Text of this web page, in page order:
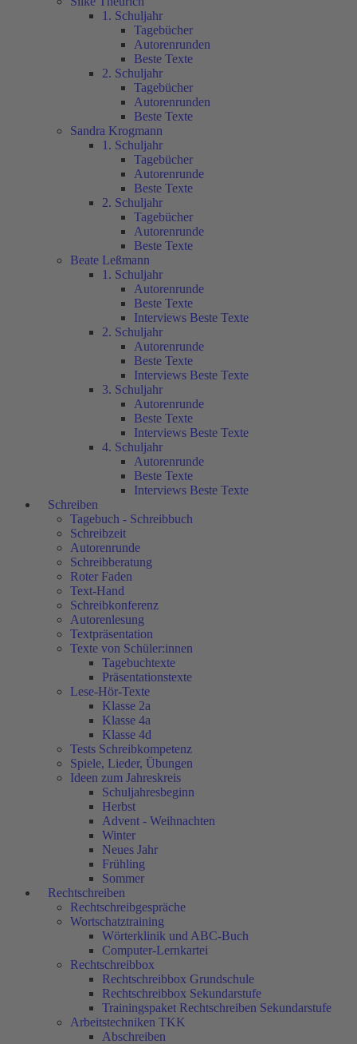
1. Schuljahr
Tagebücher
Autorenrunden
Beste Texte
2. Schuljahr
Tagebücher
Autorenrunden
Beste Texte
Sandra Krogmann
1. Schuljahr
Tagebücher
Autorenrunde
Beste Texte
2. Schuljahr
Tagebücher
Autorenrunde
Beste Texte
Beate Leßmann
1. Schuljahr
Autorenrunde
Beste Texte
Interviews Beste Texte
2. Schuljahr
Autorenrunde
Beste Texte
Interviews Beste Texte
3. Schuljahr
Autorenrunde
Beste Texte
Interviews Beste Texte
4. Schuljahr
Autorenrunde
Beste Texte
Interviews Beste Texte
Schreiben
Tagebuch - Schreibbuch
Schreibzeit
Autorenrunde
Schreibberatung
Roter Faden
Text-Hand
Schreibkonferenz
Autorenlesung
Textpräsentation
Texte von Schüler:innen
Tagebuchtexte
Präsentationstexte
Lese-Hör-Texte
Klasse 2a
Klasse 4a
Klasse 4d
Tests Schreibkompetenz
Spiele, Lieder, Übungen
Ideen zum Jahreskreis
Schuljahresbeginn
Herbst
Advent - Weihnachten
Winter
Neues Jahr
Frühling
Sommer
Rechtschreiben
Rechtschreibgespräche
Wortschatztraining
Wörterklinik und ABC-Buch
Computer-Lernkartei
Rechtschreibbox
Rechtschreibbox Grundschule
Rechtschreibbox Sekundarstufe
Trainingspaket Rechtschreiben Sekundarstufe
Arbeitstechniken TKK
Abschreiben